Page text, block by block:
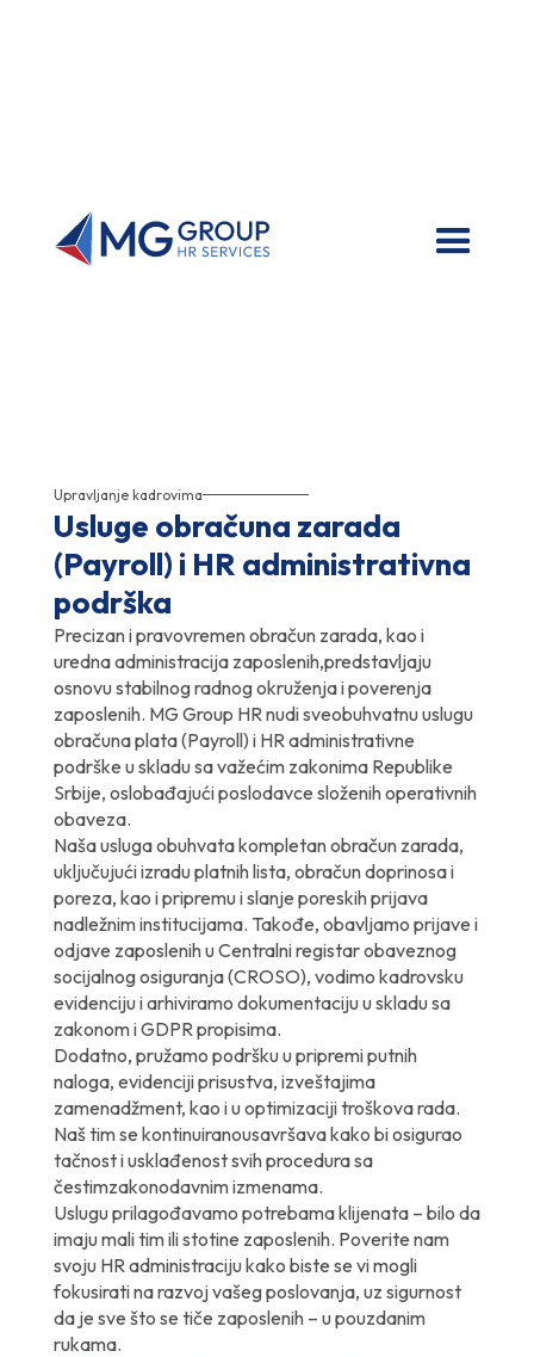
Upravljanje kadrovima
Usluge obračuna zarada
(Payroll) i HR administrativna
podrška
Precizan i pravovremen obračun zarada, kao i
uredna administracija zaposlenih,predstavljaju
osnovu stabilnog radnog okruženja i poverenja
zaposlenih. MG Group HR nudi sveobuhvatnu uslugu
obračuna plata (Payroll) i HR administrativne
podrške u skladu sa važećim zakonima Republike
Srbije, oslobađajući poslodavce složenih operativnih
obaveza.
Naša usluga obuhvata kompletan obračun zarada,
uključujući izradu platnih lista, obračun doprinosa i
poreza, kao i pripremu i slanje poreskih prijava
nadležnim institucijama. Takođe, obavljamo prijave i
odjave zaposlenih u Centralni registar obaveznog
socijalnog osiguranja (CROSO), vodimo kadrovsku
evidenciju i arhiviramo dokumentaciju u skladu sa
zakonom i GDPR propisima.
Dodatno, pružamo podršku u pripremi putnih
naloga, evidenciji prisustva, izveštajima
zamenadžment, kao i u optimizaciji troškova rada.
Naš tim se kontinuiranousavršava kako bi osigurao
tačnost i usklađenost svih procedura sa
čestimzakonodavnim izmenama.
Uslugu prilagođavamo potrebama klijenata – bilo da
imaju mali tim ili stotine zaposlenih. Poverite nam
svoju HR administraciju kako biste se vi mogli
fokusirati na razvoj vašeg poslovanja, uz sigurnost
da je sve što se tiče zaposlenih – u pouzdanim
rukama.